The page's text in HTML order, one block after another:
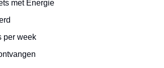
met Energie
per week